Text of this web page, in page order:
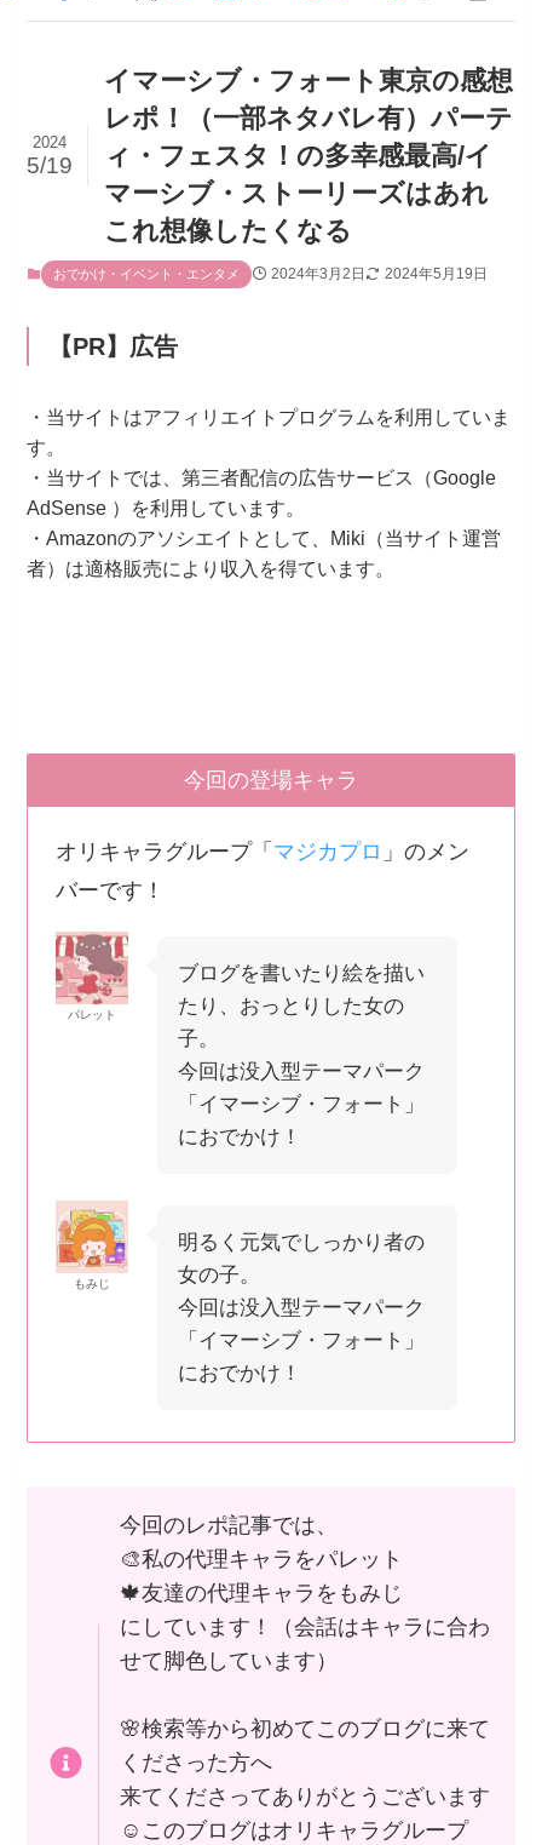
イマーシブ・フォート東京の感想
レポ！（一部ネタバレ有）パーテ
ィ・フェスタ！の多幸感最高/イ
マーシブ・ストーリーズはあれ
これ想像したくなる
2024
5/19
おでかけ・イベント・エンタメ 2024年3月2日 2024年5月19日
【PR】広告
・当サイトはアフィリエイトプログラムを利用していま
す。
・当サイトでは、第三者配信の広告サービス（Google
AdSense ）を利用しています。
・Amazonのアソシエイトとして、Miki（当サイト運営
者）は適格販売により収入を得ています。
今回の登場キャラ
オリキャラグループ「 マジカプロ 」のメン
バーです！
パレット
ブログを書いたり絵を描い
たり、おっとりした女の
子。
今回は没入型テーマパーク
「イマーシブ・フォート」
におでかけ！
もみじ
明るく元気でしっかり者の
女の子。
今回は没入型テーマパーク
「イマーシブ・フォート」
におでかけ！
今回のレポ記事では、
🎨私の代理キャラをパレット
🍁友達の代理キャラをもみじ
にしています！（会話はキャラに合わ
せて脚色しています）
🌸検索等から初めてこのブログに来て
くださった方へ
来てくださってありがとうございます
☺️このブログはオリキャラグループ